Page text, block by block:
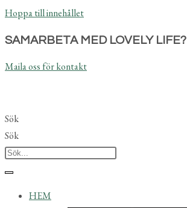
Hoppa till innehållet
SAMARBETA MED LOVELY LIFE?
Maila oss för kontakt
Sök
Sök
HEM